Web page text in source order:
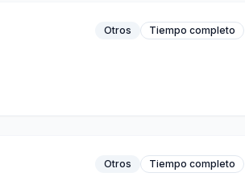
Otros Tiempo completo
Otros Tiempo completo